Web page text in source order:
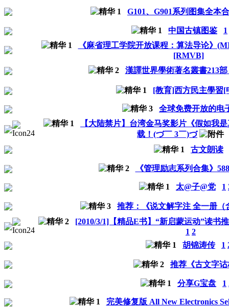
G101、G901系列图集全本
中国古镇图鉴
1
《麻省理工学院开放课程：算法导论》
[RMVB]
漢譯世界學術著名叢書213
[教育]西方民主學習[
全球免费开放的电
【大陆禁片】台湾金马奖影片《假如
载！(づ￣ 3￣)づ
古文朗读
《管理励志系列合集》
太@子@党 1
推荐：《说文解字注 全一册（
[2010/3/1]【精品E书】“新启蒙运动”读
1 2
胡锦涛传
1
推荐《古文字
分享G宝盘 1
完美修复版 All New Electronics